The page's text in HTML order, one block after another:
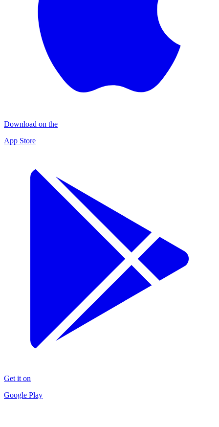
Download on the
App Store
Get it on
Google Play